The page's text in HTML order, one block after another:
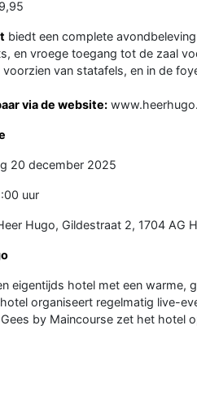
biedt een complete
en vroege toegang tot de zaal
van statafels, en in de
via de website:
20 december 2025
uur
Hugo, Gildestraat 2, 1704 AG
eigentijds hotel met een warme,
organiseert regelmatig live-
by Maincourse zet het hotel